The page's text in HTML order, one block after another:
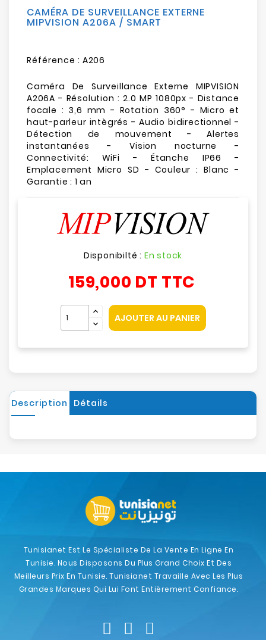
CAMÉRA DE SURVEILLANCE EXTERNE
MIPVISION A206A / SMART
Référence : A206
Caméra De Surveillance Externe MIPVISION
A206A - Résolution : 2.0 MP 1080px - Distance
focale : 3,6 mm - Rotation 360° - Micro et
haut-parleur intègrés - Audio bidirectionnel -
Détection de mouvement - Alertes
instantanées - Vision nocturne -
Connectivité: WiFi - Étanche IP66 -
Emplacement Micro SD - Couleur : Blanc -
Garantie : 1 an
Disponibilté : En stock
159,000 DT TTC
AJOUTER AU PANIER
Description Détails
Tunisianet Est Le Spécialiste De La Vente En Ligne En
Tunisie. Nous Disposons Du Plus Grand Choix Et Des
Meilleurs Prix En Tunisie. Tunisianet Travaille Avec Les Plus
Grandes Marques Qui Lui Font Entièrement Confiance.